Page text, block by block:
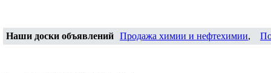
Наши доски объявлений Продажа химии и нефтехимии,